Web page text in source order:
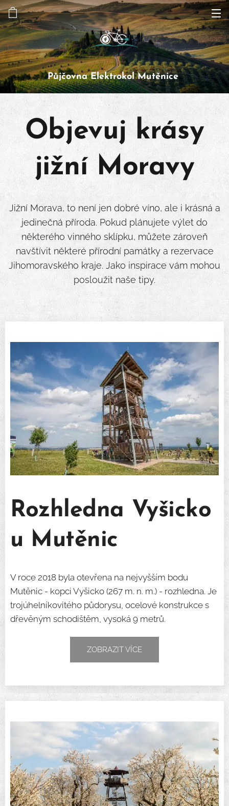
Půjčovna Elektrokol Mutěnice
Objevuj krásy
jižní Moravy
Jižní Morava, to není jen dobré víno, ale i krásná a
jedinečná příroda. Pokud plánujete výlet do
některého vinného sklípku, můžete zároveň
navštívit některé přírodní památky a rezervace
Jihomoravského kraje. Jako inspirace vám mohou
posloužit naše tipy.
Rozhledna Vyšicko
u Mutěnic
V roce 2018 byla otevřena na nejvyšším bodu
Mutěnic - kopci Vyšicko (267 m. n. m.) - rozhledna. Je
trojúhelníkovitého půdorysu, ocelové konstrukce s
dřevěným schodištěm, vysoká 9 metrů.
ZOBRAZIT VÍCE